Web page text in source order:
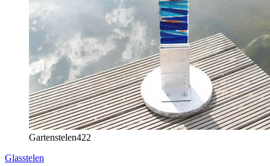
Gartenstelen422
Glasstelen